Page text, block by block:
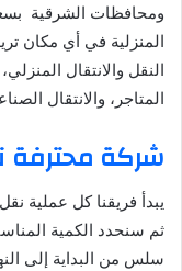
ومحافظات الشرقية
المنزلية في أي مكان
النقل والانتقال
المتاجر، والانتقال
شركة محترفة
يبدأ فريقنا كل عملية
ثم سنحدد الكمية
سلس من البداية إلى